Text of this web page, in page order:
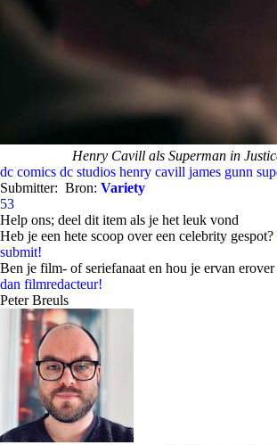
Henry Cavill als Superman in
dc comics dc studios henry cavill james gunn
Submitter: Bron: Variety
53
Help ons; deel dit item als je het leuk vond
Heb je een hete scoop over een celebrity gespot?
submit!
Ben je film- of seriefanaat en hou je ervan
dan filmredacteur!
Peter Breuls